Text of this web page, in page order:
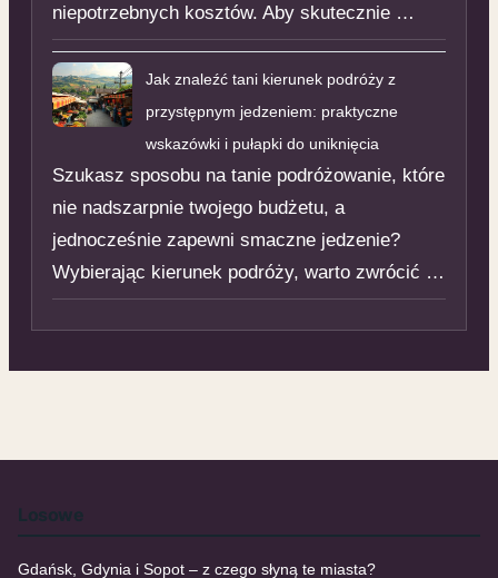
niepotrzebnych kosztów. Aby skutecznie …
Jak znaleźć tani kierunek podróży z
przystępnym jedzeniem: praktyczne
wskazówki i pułapki do uniknięcia
Szukasz sposobu na tanie podróżowanie, które
nie nadszarpnie twojego budżetu, a
jednocześnie zapewni smaczne jedzenie?
Wybierając kierunek podróży, warto zwrócić …
Losowe
Gdańsk, Gdynia i Sopot – z czego słyną te miasta?